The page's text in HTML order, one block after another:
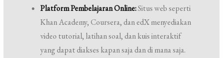
Platform Pembelajaran Online:Situs web seperti
Khan Academy, Coursera, dan edX menyediakan
video tutorial, latihan soal, dan kuis interaktif
yang dapat diakses kapan saja dan di mana saja.